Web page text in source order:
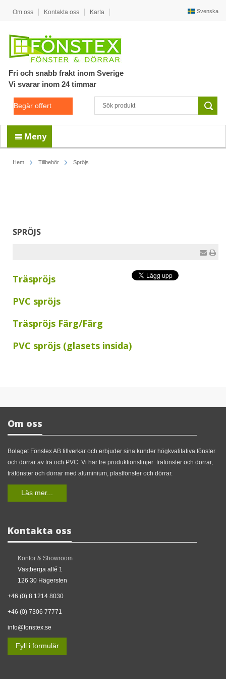
Om oss Kontakta oss Karta Svenska
Fri och snabb frakt inom Sverige
Vi svarar inom 24 timmar
Begär offert
Meny
Hem Tillbehör Spröjs
SPRÖJS
Träspröjs
PVC spröjs
Träspröjs Färg/Färg
PVC spröjs (glasets insida)
Om oss
Bolaget Fönstex AB tillverkar och erbjuder sina kunder högkvalitativa fönster
och dörrar av trä och PVC. Vi har tre produktionslinjer: träfönster och dörrar,
träfönster och dörrar med aluminium, plastfönster och dörrar.
Läs mer...
Kontakta oss
Kontor & Showroom
Västberga allé 1
126 30 Hägersten
+46 (0) 8 1214 8030
+46 (0) 7306 77771
info@fonstex.se
Fyll i formulär